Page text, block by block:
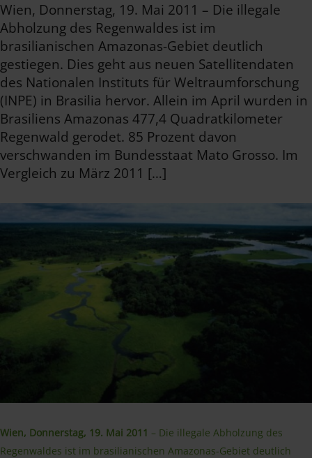
Wien, Donnerstag, 19. Mai 2011 – Die illegale
Abholzung des Regenwaldes ist im
brasilianischen Amazonas-Gebiet deutlich
gestiegen. Dies geht aus neuen Satellitendaten
des Nationalen Instituts für Weltraumforschung
(INPE) in Brasilia hervor. Allein im April wurden in
Brasiliens Amazonas 477,4 Quadratkilometer
Regenwald gerodet. 85 Prozent davon
verschwanden im Bundesstaat Mato Grosso. Im
Vergleich zu März 2011 […]
Wien, Donnerstag, 19. Mai 2011 – Die illegale Abholzung des
Regenwaldes ist im brasilianischen Amazonas-Gebiet deutlich